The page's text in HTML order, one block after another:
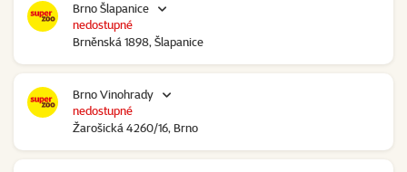
Brno Šlapanice
Brněnská 1898, Šlapanice
nedostupné
Brno Vinohrady
Žarošická 4260/16, Brno
nedostupné